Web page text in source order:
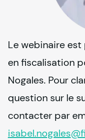
Le webinaire
en fiscalisation
Nogales. Pour
question sur le
isabel.nogales@